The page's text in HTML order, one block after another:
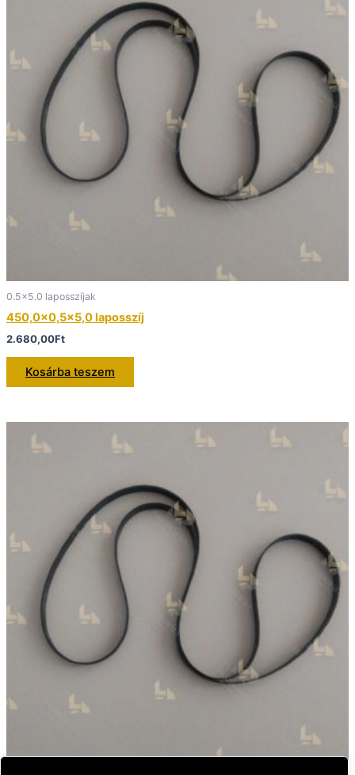
0.5x5.0 laposszíjak
450,0×0,5×5,0 laposszíj
2.680,00Ft
Kosárba teszem